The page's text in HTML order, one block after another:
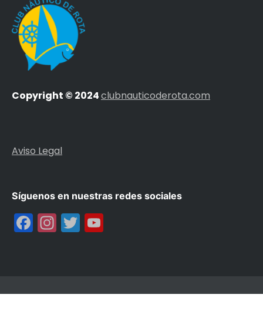
Copyright © 2024clubnauticoderota.com
Aviso Legal
Síguenos en nuestras redes sociales
Facebook
Instagram
Twitter